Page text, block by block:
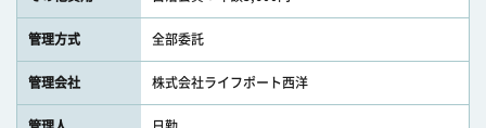
管理方式 全部委託
管理会社 株式会社ライフポート西洋